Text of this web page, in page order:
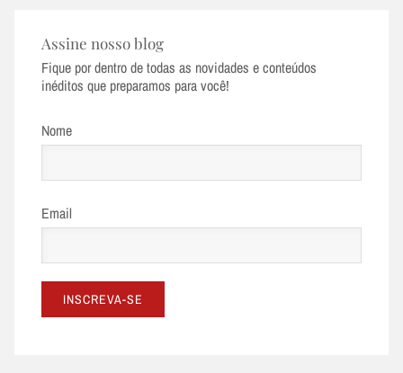
Assine nosso blog
Fique por dentro de todas as novidades e conteúdos
inéditos que preparamos para você!
Nome
Email